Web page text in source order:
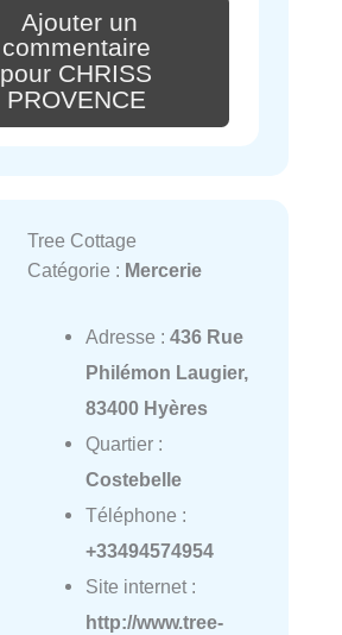
Ajouter un
commentaire
pour CHRISS
PROVENCE
Tree Cottage
Catégorie : Mercerie
Adresse : 436 Rue
Philémon Laugier,
83400 Hyères
Quartier :
Costebelle
Téléphone :
+33494574954
Site internet :
http://www.tree-